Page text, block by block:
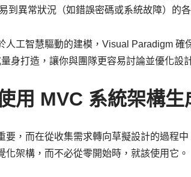
到異常狀況（如錯誤密碼或系統故障）的各
人工智慧驅動的建模，Visual Paradigm
身打造，讓你與團隊更容易討論並優化設
用 MVC 系統架構生
要，而在從收集需求轉向草擬設計的過程
化架構，而不必從零開始時，就該使用它。